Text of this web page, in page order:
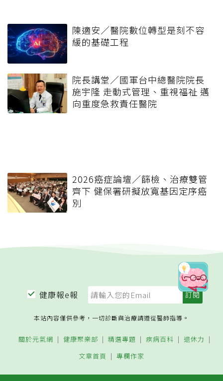
陳適安／醫院數位轉型是刻不容
緩的基礎工程
院長講堂／國軍台中總醫院院長
施宇隆 走動式管理、重視福祉 邁
向重度急救責任醫院
2026癌症論壇／篩檢、治療雙管
齊下 健保署研擬放寬基因定序癌
別
健康報e報
本站內容僅供參考，一切診斷與治療請遵從醫師指導。
關於元氣網 健康聚樂部 精選專題 疾病百科
退休力
文章首頁
專欄作家